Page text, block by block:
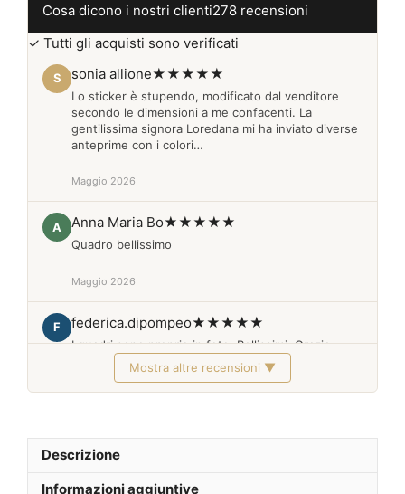
Cosa dicono i nostri clienti278 recensioni
✓ Tutti gli acquisti sono verificati
S sonia allione★★★★★
Lo sticker è stupendo, modificato dal venditore
secondo le dimensioni a me confacenti. La
gentilissima signora Loredana mi ha inviato diverse
anteprime con i colori…
Maggio 2026
A Anna Maria Bo★★★★★
Quadro bellissimo
Maggio 2026
F federica.dipompeo★★★★★
I quadri sono proprio in foto. Bellissimi. Grazie
Febbraio 2026
Mostra altre recensioni ▼
Descrizione
Informazioni aggiuntive